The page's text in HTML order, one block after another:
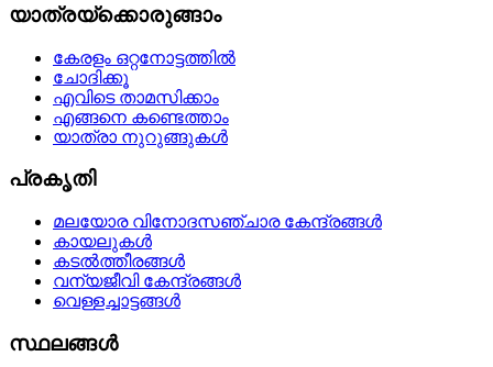
യാത്രയ്‌ക്കൊരുങ്ങാം
കേരളം ഒറ്റനോട്ടത്തില്‍
ചോദിക്കൂ
എവിടെ താമസിക്കാം
എങ്ങനെ കണ്ടെത്താം
യാത്രാ നുറുങ്ങുകള്‍
പ്രകൃതി
മലയോര വിനോദസഞ്ചാര കേന്ദ്രങ്ങള്‍
കായലുകള്‍
കടല്‍ത്തീരങ്ങള്‍
വന്യജീവി കേന്ദ്രങ്ങള്‍
വെള്ളച്ചാട്ടങ്ങള്‍
സ്ഥലങ്ങള്‍